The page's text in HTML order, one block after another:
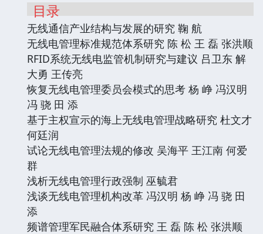
目录
无线通信产业结构与发展的研究 鞠 航
无线电管理标准规范体系研究 陈 松 王 磊 张洪顺
RFID系统无线电监管机制研究与建议 吕卫东 解
大勇 王传亮
恢复无线电管理委员会模式的思考 杨 峥 冯汉明
冯 骁 田 添
基于主权宣示的海上无线电管理战略研究 杜文才
何廷润
试论无线电管理法规的修改 吴海平 王江南 何爱
群
浅析无线电管理行政强制 巫毓君
浅谈无线电管理机构改革 冯汉明 杨 峥 冯 骁 田
添
频谱管理军民融合体系研究 王 磊 陈 松 张洪顺